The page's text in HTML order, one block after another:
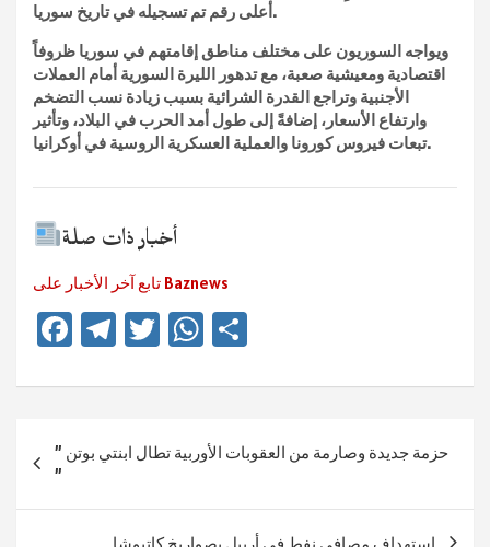
أعلى رقم تم تسجيله في تاريخ سوريا.
ويواجه السوريون على مختلف مناطق إقامتهم في سوريا ظروفاً
اقتصادية ومعيشية صعبة، مع تدهور الليرة السورية أمام العملات
الأجنبية وتراجع القدرة الشرائية بسبب زيادة نسب التضخم
وارتفاع الأسعار، إضافةً إلى طول أمد الحرب في البلاد، وتأثير
تبعات فيروس كورونا والعملية العسكرية الروسية في أوكرانيا.
أخبار ذات صلة
تابع آخر الأخبار على Baznews
Fa
b
ok
Te
gr
a
m
T
tt
W
at
sA
p
p
n
” حزمة جديدة وصارمة من العقوبات الأوربية تطال ابنتي بوتن
”